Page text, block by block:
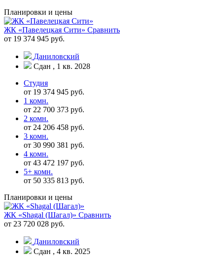
Планировки и цены
ЖК «Павелецкая Сити» Сравнить
от 19 374 945 руб.
Даниловский
Сдан , 1 кв. 2028
Студия
от 19 374 945 руб.
1 комн.
от 22 700 373 руб.
2 комн.
от 24 206 458 руб.
3 комн.
от 30 990 381 руб.
4 комн.
от 43 472 197 руб.
5+ комн.
от 50 335 813 руб.
Планировки и цены
ЖК «Shagal (Шагал)» Сравнить
от 23 720 028 руб.
Даниловский
Сдан , 4 кв. 2025